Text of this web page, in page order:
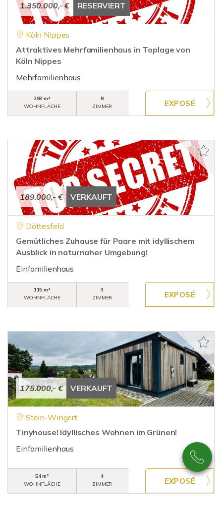
1.350.000,- € RESERVIERT
Köln Nippes
Attraktives Mehrfamilienhaus in Toplage von
Köln Nippes
Mehrfamilienhaus
293 m²
WOHNFLÄCHE
8
ZIMMER
189.000,- € VERKAUFT
Döttesfeld
Gemütliches Zuhause für Paare mit idyllischem
Ausblick in naturnaher Umgebung!
Einfamilienhaus
115 m²
WOHNFLÄCHE
3
ZIMMER
175.000,- € VERKAUFT
Stein-Wingert
Tinyhouse! Idyllisches Wohnen im Grünen!
Einfamilienhaus
54 m²
WOHNFLÄCHE
4
ZIMMER